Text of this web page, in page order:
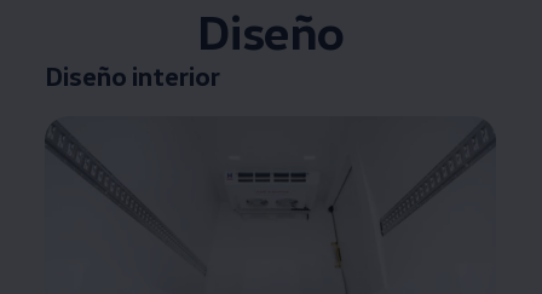
Diseño
Diseño interior